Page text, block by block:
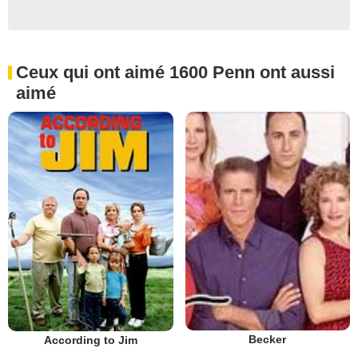
Ceux qui ont aimé 1600 Penn ont aussi
aimé
According to Jim Becker